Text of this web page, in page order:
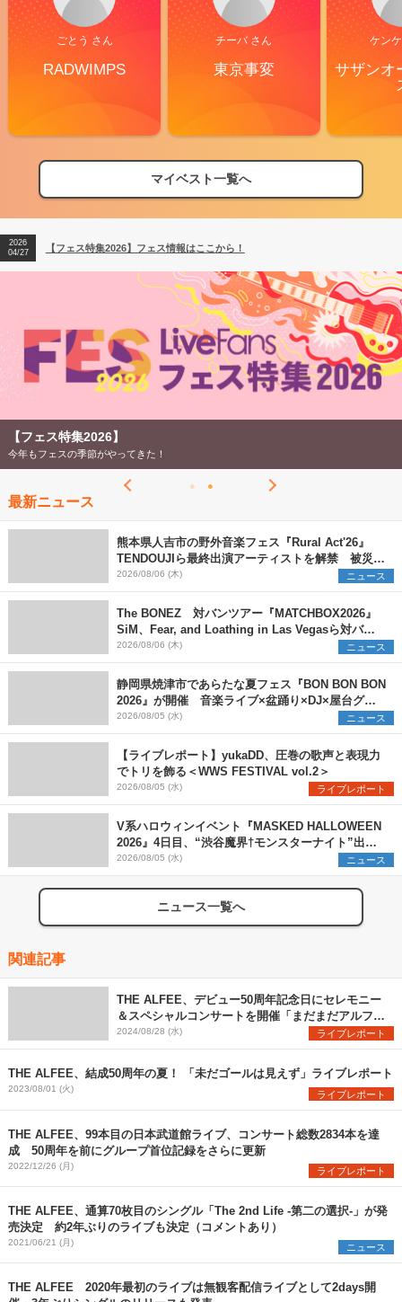
ごとう さん
RADWIMPS
チーバ さん
東京事変
ケン
サザンオ
マイベスト一覧へ
【フェス特集2026】フェス情報はここから！
【ライブ動員ランキング】2026年上半期編発表！
2026
04/27
【フェス特集2026】フェス情報はここから！
2026
【ライブ動員ランキング】2026年上半期編発表！
【フェス特集2026】
今年もフェスの季節がやってきた！
最新ニュース
熊本県人吉市の野外音楽フェス『Rural Act'26』
TENDOUJIら最終出演アーティストを解禁 被災地
支援プロジェクトの始動も発表
2026/08/06 (木) ニュース
The BONEZ 対バンツアー『MATCHBOX2026』
SiM、Fear, and Loathing in Las Vegasら対バン
アーティストを一斉解禁
2026/08/06 (木) ニュース
静岡県焼津市であらたな夏フェス『BON BON BON
2026』が開催 音楽ライブ×盆踊り×DJ×屋台グル
メ×ランタンナイトで彩る2日間
2026/08/05 (水) ニュース
【ライブレポート】yukaDD、圧巻の歌声と表現力
でトリを飾る＜WWS FESTIVAL vol.2＞
2026/08/05 (水) ライブレポート
V系ハロウィンイベント『MASKED HALLOWEEN
2026』4日目、“渋谷魔界†モンスターナイト”出演6
組を発表
2026/08/05 (水) ニュース
ニュース一覧へ
関連記事
THE ALFEE、デビュー50周年記念日にセレモニー
＆スペシャルコンサートを開催「まだまだアルフィ
ーの旅は終わらない。未来は僕らとみんなを待って
います」
2024/08/28 (水) ライブレポート
THE ALFEE、結成50周年の夏！ 「未だゴールは見えず」ライブレポート
2023/08/01 (火) ライブレポート
THE ALFEE、99本目の日本武道館ライブ、コンサート総数2834本を達
成 50周年を前にグループ首位記録をさらに更新
2022/12/26 (月) ライブレポート
THE ALFEE、通算70枚目のシングル「The 2nd Life -第二の選択-」が発
売決定 約2年ぶりのライブも決定（コメントあり）
2021/06/21 (月) ニュース
THE ALFEE 2020年最初のライブは無観客配信ライブとして2days開